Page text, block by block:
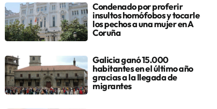
Condenado por proferir
insultos homófobos y tocarle
los pechos a una mujer en A
Coruña
Galicia ganó 15.000
habitantes en el último año
gracias a la llegada de
migrantes